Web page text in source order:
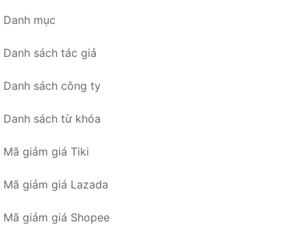
Danh mục
Danh sách tác giả
Danh sách công ty
Danh sách từ khóa
Mã giảm giá Tiki
Mã giảm giá Lazada
Mã giảm giá Shopee